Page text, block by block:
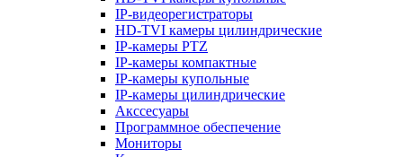
IP-видеорегистраторы
HD-TVI камеры цилиндрические
IP-камеры PTZ
IP-камеры компактные
IP-камеры купольные
IP-камеры цилиндрические
Акссесуары
Программное обеспечение
Мониторы